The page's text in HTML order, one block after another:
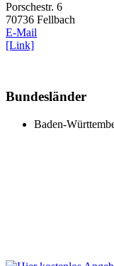
Porschestr. 6
70736 Fellbach
E-Mail
[Link]
Bundesländer
Baden-